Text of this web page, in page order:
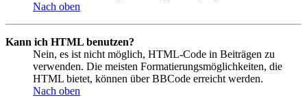
Nach oben
Kann ich HTML benutzen?
Nein, es ist nicht möglich, HTML-Code in Beiträgen zu
verwenden. Die meisten Formatierungsmöglichkeiten, die
HTML bietet, können über BBCode erreicht werden.
Nach oben